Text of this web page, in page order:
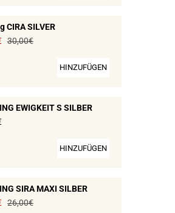
CIRA SILVER
30,00€
HINZUFÜGEN
EWIGKEIT S SILBER
HINZUFÜGEN
SIRA MAXI SILBER
26,00€